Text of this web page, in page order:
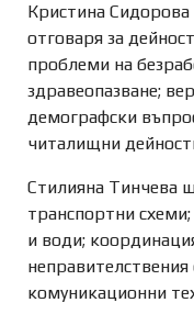
Кристина
отговаря за
проблеми на
здравеопазване;
демографски
читалищни
Стилияна Тинчева
транспортни
и води;
комуникационни